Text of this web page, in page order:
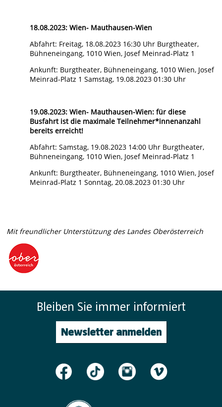
18.08.2023: Wien- Mauthausen-Wien
Abfahrt: Freitag, 18.08.2023 16:30 Uhr Burgtheater,
Bühneneingang, 1010 Wien, Josef Meinrad-Platz 1
Ankunft: Burgtheater, Bühneneingang, 1010 Wien, Josef
Meinrad-Platz 1 Samstag, 19.08.2023 01:30 Uhr
19.08.2023: Wien- Mauthausen-Wien: für diese
Busfahrt ist die maximale Teilnehmer*innenanzahl
bereits erreicht!
Abfahrt: Samstag, 19.08.2023 14:00 Uhr Burgtheater,
Bühneneingang, 1010 Wien, Josef Meinrad-Platz 1
Ankunft: Burgtheater, Bühneneingang, 1010 Wien, Josef
Meinrad-Platz 1 Sonntag, 20.08.2023 01:30 Uhr
Mit freundlicher Unterstützung des Landes Oberösterreich
Bleiben Sie immer informiert
Newsletter anmelden